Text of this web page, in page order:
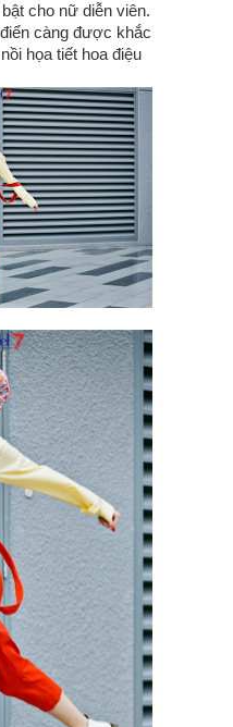
cho nữ diễn viên.
càng được khắc
họa tiết hoa điệu